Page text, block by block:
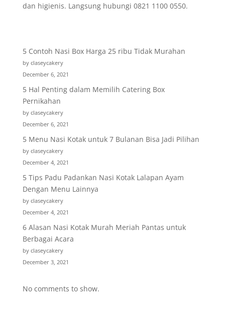
dan higienis. Langsung hubungi 0821 1100 0550.
5 Contoh Nasi Box Harga 25 ribu Tidak Murahan
by claseycakery
December 6, 2021
5 Hal Penting dalam Memilih Catering Box
Pernikahan
by claseycakery
December 6, 2021
5 Menu Nasi Kotak untuk 7 Bulanan Bisa Jadi Pilihan
by claseycakery
December 4, 2021
5 Tips Padu Padankan Nasi Kotak Lalapan Ayam
Dengan Menu Lainnya
by claseycakery
December 4, 2021
6 Alasan Nasi Kotak Murah Meriah Pantas untuk
Berbagai Acara
by claseycakery
December 3, 2021
No comments to show.